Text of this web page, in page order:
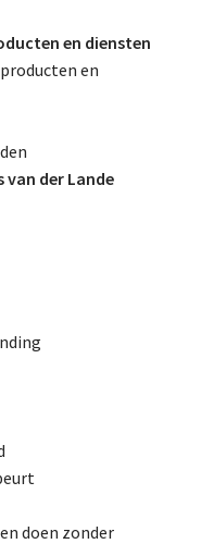
en diensten
en
van der Lande
doen zonder
Provincies
Dossiers
en fauna
arrest
Energietransitie